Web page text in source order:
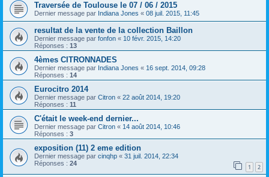
Traversée de Toulouse le 07 / 06 / 2015
Dernier message par Indiana Jones « 08 juil. 2015, 11:45
resultat de la vente de la collection Baillon
Dernier message par fonfon « 10 févr. 2015, 14:20
Réponses : 13
4èmes CITRONNADES
Dernier message par Indiana Jones « 16 sept. 2014, 09:28
Réponses : 14
Eurocitro 2014
Dernier message par Citron « 22 août 2014, 19:20
Réponses : 11
C'était le week-end dernier...
Dernier message par Citron « 14 août 2014, 10:46
Réponses : 3
exposition (11) 2 eme edition
Dernier message par cinqhp « 31 juil. 2014, 22:34
Réponses : 24 1 2